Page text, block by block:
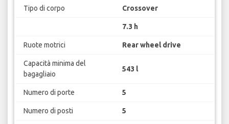
Tipo di corpo Crossover
7.3 h
Ruote motrici Rear wheel drive
Capacità minima del
bagagliaio
543 l
Numero di porte 5
Numero di posti 5